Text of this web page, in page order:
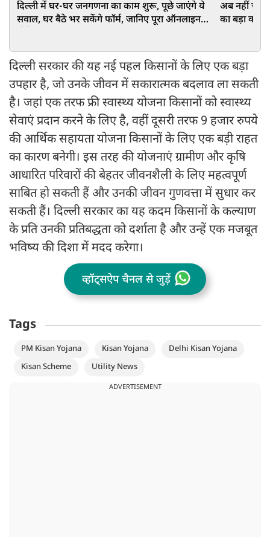
दिल्ली में घर-घर जनगणना का काम शुरू, पूछे जाएंगे ये
सवाल, घर बैठे भर सकेंगे फॉर्म, जानिए पूरा ऑनलाइन
अब नहीं
का बड़ा कदम
दिल्ली सरकार की यह नई पहल किसानों के लिए एक बड़ा
उपहार है, जो उनके जीवन में सकारात्मक बदलाव ला सकती
है। जहां एक तरफ फ्री स्वास्थ्य योजना किसानों को स्वास्थ्य
सेवाएं प्रदान करने के लिए है, वहीं दूसरी तरफ 9 हजार रुपये
की आर्थिक सहायता योजना किसानों के लिए एक बड़ी राहत
का कारण बनेगी। इस तरह की योजनाएं ग्रामीण और कृषि
आधारित परिवारों की बेहतर जीवनशैली के लिए महत्वपूर्ण
साबित हो सकती हैं और उनकी जीवन गुणवत्ता में सुधार कर
सकती हैं। दिल्ली सरकार का यह कदम किसानों के कल्याण
के प्रति उनकी प्रतिबद्धता को दर्शाता है और उन्हें एक मजबूत
भविष्य की दिशा में मदद करेगा।
व्हॉट्सऐप चैनल से जुड़ें
Tags
PM Kisan Yojana Kisan Yojana
Delhi Kisan Yojana
Kisan Scheme
Utility News
ADVERTISEMENT